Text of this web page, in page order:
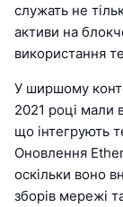
служать не
активи на
використання
У ширшому
2021 році мали
що інтегрують
Оновлення
оскільки воно
зборів мережі